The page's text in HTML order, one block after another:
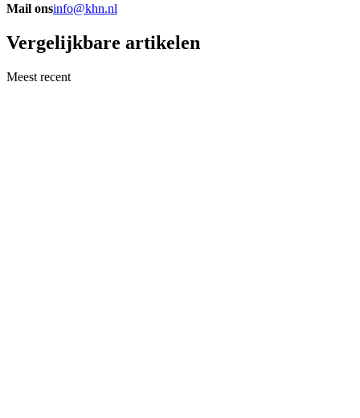
Mail onsinfo@khn.nl
Vergelijkbare artikelen
Meest recent